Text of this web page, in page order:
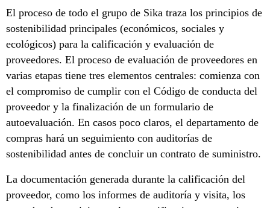
El proceso de todo el grupo de Sika traza los principios de
sostenibilidad principales (económicos, sociales y
ecológicos) para la calificación y evaluación de
proveedores. El proceso de evaluación de proveedores en
varias etapas tiene tres elementos centrales: comienza con
el compromiso de cumplir con el Código de conducta del
proveedor y la finalización de un formulario de
autoevaluación. En casos poco claros, el departamento de
compras hará un seguimiento con auditorías de
sostenibilidad antes de concluir un contrato de suministro.
La documentación generada durante la calificación del
proveedor, como los informes de auditoría y visita, los